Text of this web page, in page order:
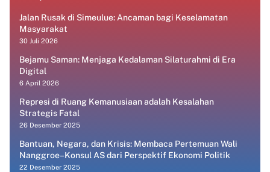
Jalan Rusak di Simeulue: Ancaman bagi Keselamatan
Masyarakat
30 Juli 2026
Bejamu Saman: Menjaga Kedalaman Silaturahmi di Era
Digital
6 April 2026
Represi di Ruang Kemanusiaan adalah Kesalahan
Strategis Fatal
26 Desember 2025
Bantuan, Negara, dan Krisis: Membaca Pertemuan Wali
Nanggroe–Konsul AS dari Perspektif Ekonomi Politik
22 Desember 2025